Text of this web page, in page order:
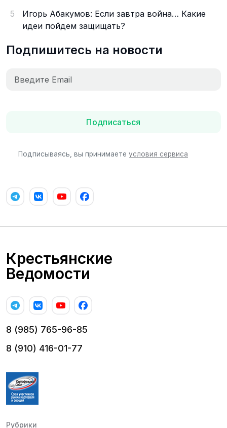
5
Игорь Абакумов: Если завтра война… Какие
идеи пойдем защищать?
Подпишитесь на новости
Подписаться
Подписываясь, вы принимаете условия сервиса
Крестьянские
Ведомости
8 (985) 765-96-85
8 (910) 416-01-77
Рубрики